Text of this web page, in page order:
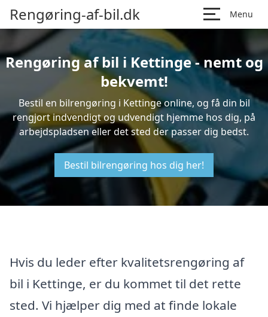
Rengøring-af-bil.dk Menu
Rengøring af bil i Kettinge - nemt og
bekvemt!
Bestil en bilrengøring i Kettinge online, og få din bil
rengjort indvendigt og udvendigt hjemme hos dig, på
arbejdspladsen eller det sted der passer dig bedst.
Bestil bilrengøring hos dig her!
Hvis du leder efter kvalitetsrengøring af
bil i Kettinge, er du kommet til det rette
sted. Vi hjælper dig med at finde lokale